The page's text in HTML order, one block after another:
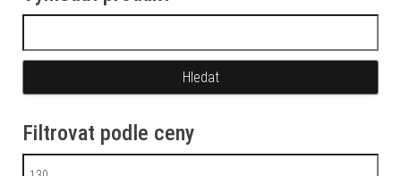
Filtrovat podle ceny
Minimální cena